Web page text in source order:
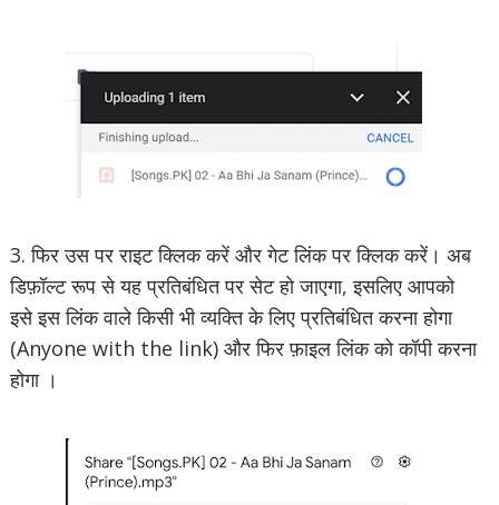
3. फिर उस पर राइट क्लिक करें और गेट लिंक पर क्लिक करें। अब
डिफ़ॉल्ट रूप से यह प्रतिबंधित पर सेट हो जाएगा, इसलिए आपको
इसे इस लिंक वाले किसी भी व्यक्ति के लिए प्रतिबंधित करना होगा
(Anyone with the link) और फिर फ़ाइल लिंक को कॉपी करना
होगा ।